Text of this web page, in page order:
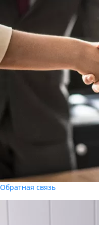
Обратная связь